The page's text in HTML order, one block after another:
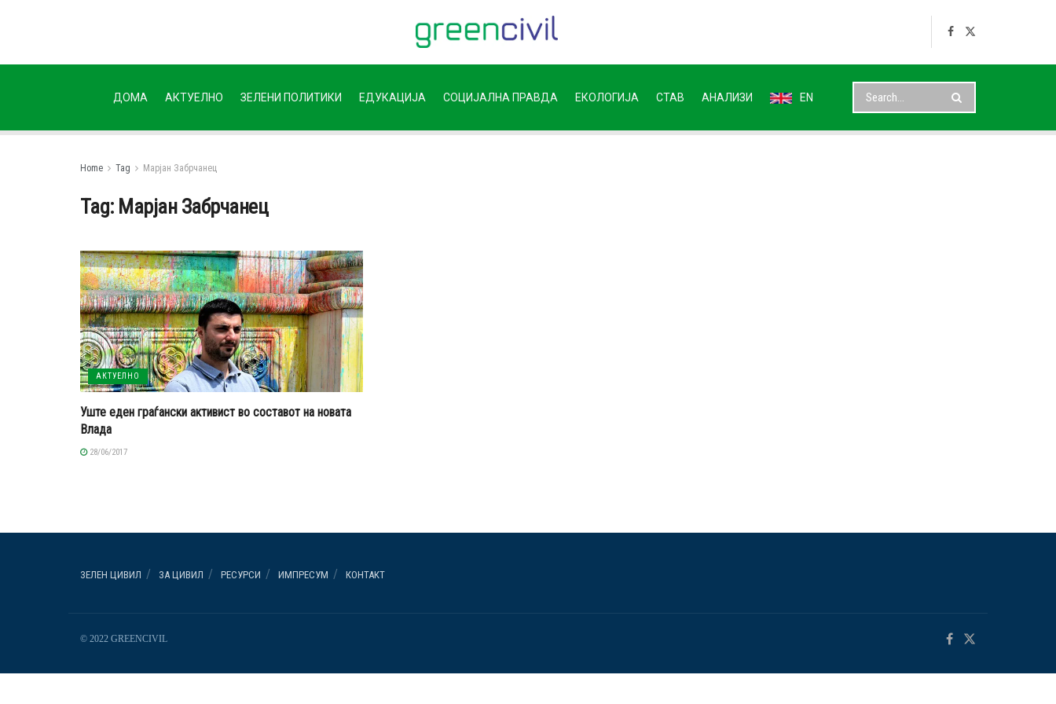
ДОМА АКТУЕЛНО ЗЕЛЕНИ ПОЛИТИКИ ЕДУКАЦИЈА СОЦИЈАЛНА ПРАВДА ЕКОЛОГИЈА СТАВ АНАЛИЗИ EN
Home Tag Марјан Забрчанец
Tag: Марјан Забрчанец
АКТУЕЛНО
Уште еден граѓански активист во составот на новата
Влада
28/06/2017
ЗЕЛЕН ЦИВИЛ ЗА ЦИВИЛ РЕСУРСИ ИМПРЕСУМ КОНТАКТ
© 2022 GREENCIVIL